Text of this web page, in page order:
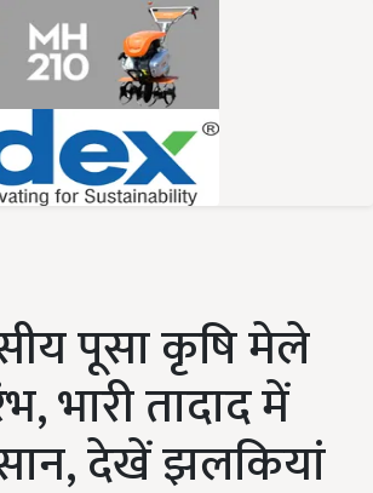
पूसा कृषि मेले
भारी तादाद में
देखें झलकियां